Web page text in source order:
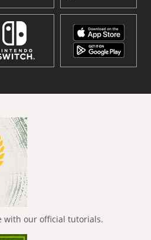
with our official tutorials.